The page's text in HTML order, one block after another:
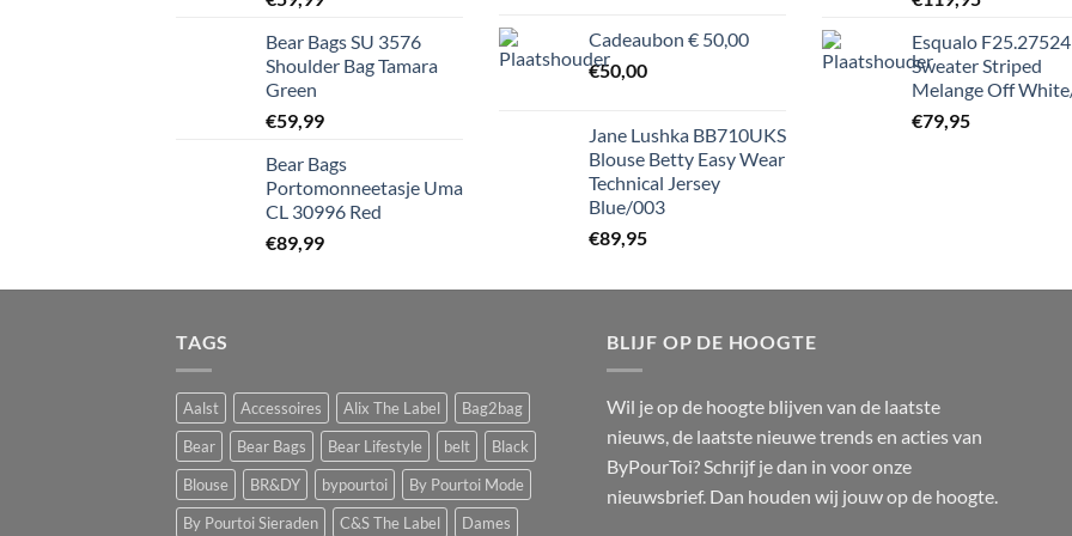
Bear Bags SU 3576
Shoulder Bag Tamara
Green
€59,99
Bear Bags
Portomonneetasje Uma
CL 30996 Red
€89,99
Cadeaubon € 50,00
€50,00
Jane Lushka BB710UKS
Blouse Betty Easy Wear
Technical Jersey
Blue/003
€89,95
Esqualo F25.27524
Sweater Striped
Melange Off
€79,95
TAGS
Aalst Accessoires Alix The Label
Bag2bag
Bear
Bear Bags Bear Lifestyle belt
Black
Blouse
BR&DY bypourtoi
By Pourtoi Mode
By Pourtoi Sieraden
C&S The Label Dames
BLIJF OP DE HOOGTE
Wil je op de hoogte blijven van de laatste
nieuws, de laatste nieuwe trends en acties van
ByPourToi? Schrijf je dan in voor onze
nieuwsbrief. Dan houden wij jouw op de hoogte.